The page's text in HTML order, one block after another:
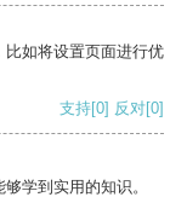
如将设置页面进行优
支持[0] 反对[0]
学到实用的知识。